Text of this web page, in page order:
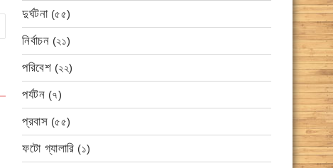
দুর্ঘটনা(৫৫)
নির্বাচন (২১)
পরিবেশ (২২)
পর্যটন (৭)
প্রবাস (৫৫)
ফটো গ্যালারি (১)